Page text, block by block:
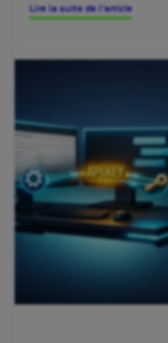
Lire la suite de l’article